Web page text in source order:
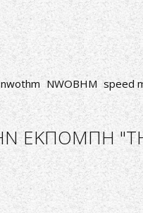
nwothm NWOBHM speed